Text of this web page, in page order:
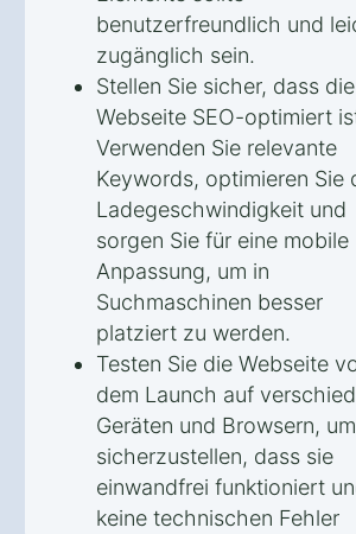
benutzerfreundlich und
zugänglich sein.
Stellen Sie sicher, dass die
Webseite SEO-optimiert
Verwenden Sie relevante
Keywords, optimieren Sie
Ladegeschwindigkeit und
sorgen Sie für eine mobile
Anpassung, um in
Suchmaschinen besser
platziert zu werden.
Testen Sie die Webseite
dem Launch auf
Geräten und Browsern, um
sicherzustellen, dass sie
einwandfrei funktioniert
keine technischen Fehler